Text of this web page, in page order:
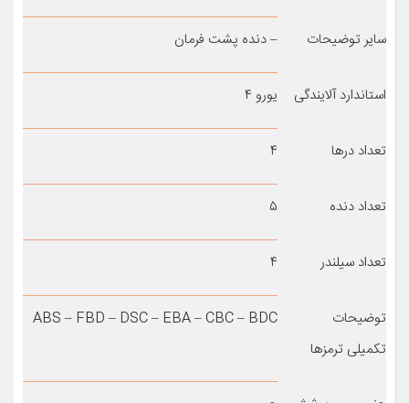
سایر توضیحات – دنده پشت فرمان
استاندارد آلایندگی یورو ۴
تعداد درها ۴
تعداد دنده ۵
تعداد سیلندر ۴
توضیحات
تکمیلی ترمزها
ABS – FBD – DSC – EBA – CBC – BDC